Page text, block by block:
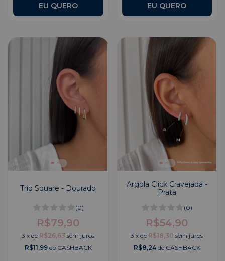
Trio Square - Dourado
(0)
R$79,90
3 xde R$26,63 sem juros
R$11,99de CASHBACK
Argola Click Cravejada -
Prata
(0)
R$54,90
3 xde R$18,30 sem juros
R$8,24de CASHBACK